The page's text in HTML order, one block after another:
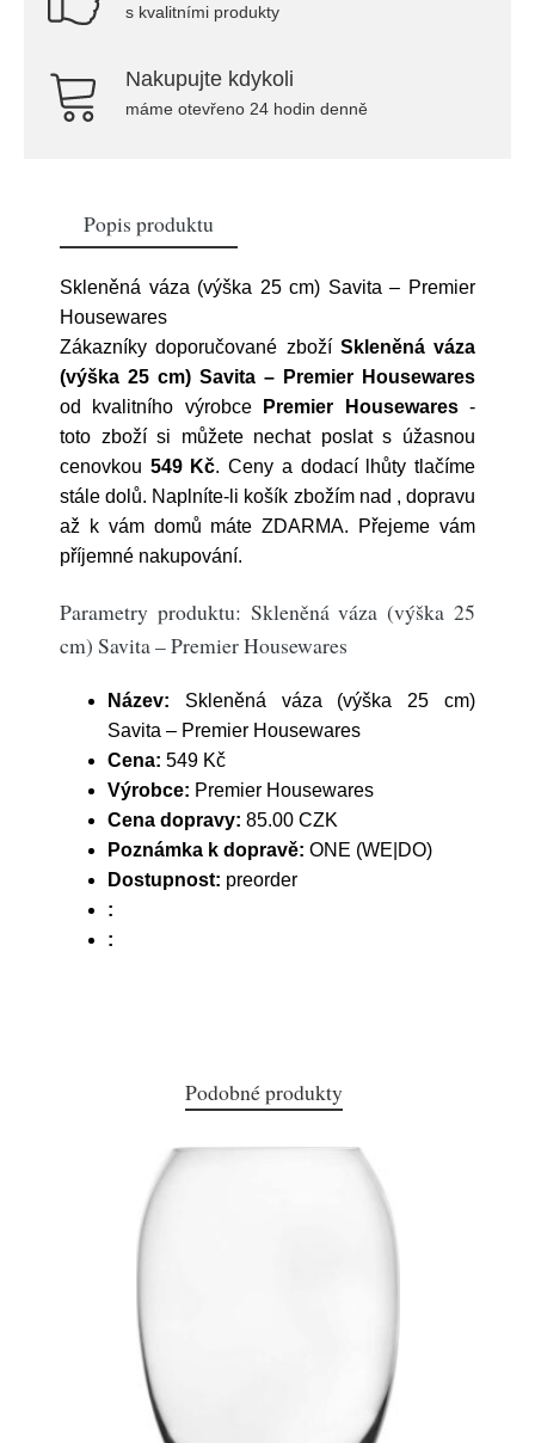
s kvalitními produkty
Nakupujte kdykoli
máme otevřeno 24 hodin denně
Popis produktu
Skleněná váza (výška 25 cm) Savita – Premier
Housewares
Zákazníky doporučované zboží Skleněná váza
(výška 25 cm) Savita – Premier Housewares
od kvalitního výrobce
Premier Housewares-
toto zboží si můžete nechat poslat s úžasnou
cenovkou 549 Kč. Ceny a dodací lhůty tlačíme
stále dolů. Naplníte-li košík zbožím nad , dopravu
až k vám domů máte ZDARMA. Přejeme vám
příjemné nakupování.
Parametry produktu: Skleněná váza (výška 25
cm) Savita – Premier Housewares
Název: Skleněná váza (výška 25 cm)
Savita – Premier Housewares
Cena: 549 Kč
Výrobce: Premier Housewares
Cena dopravy: 85.00 CZK
Poznámka k dopravě: ONE (WE|DO)
Dostupnost: preorder
:
:
Podobné produkty